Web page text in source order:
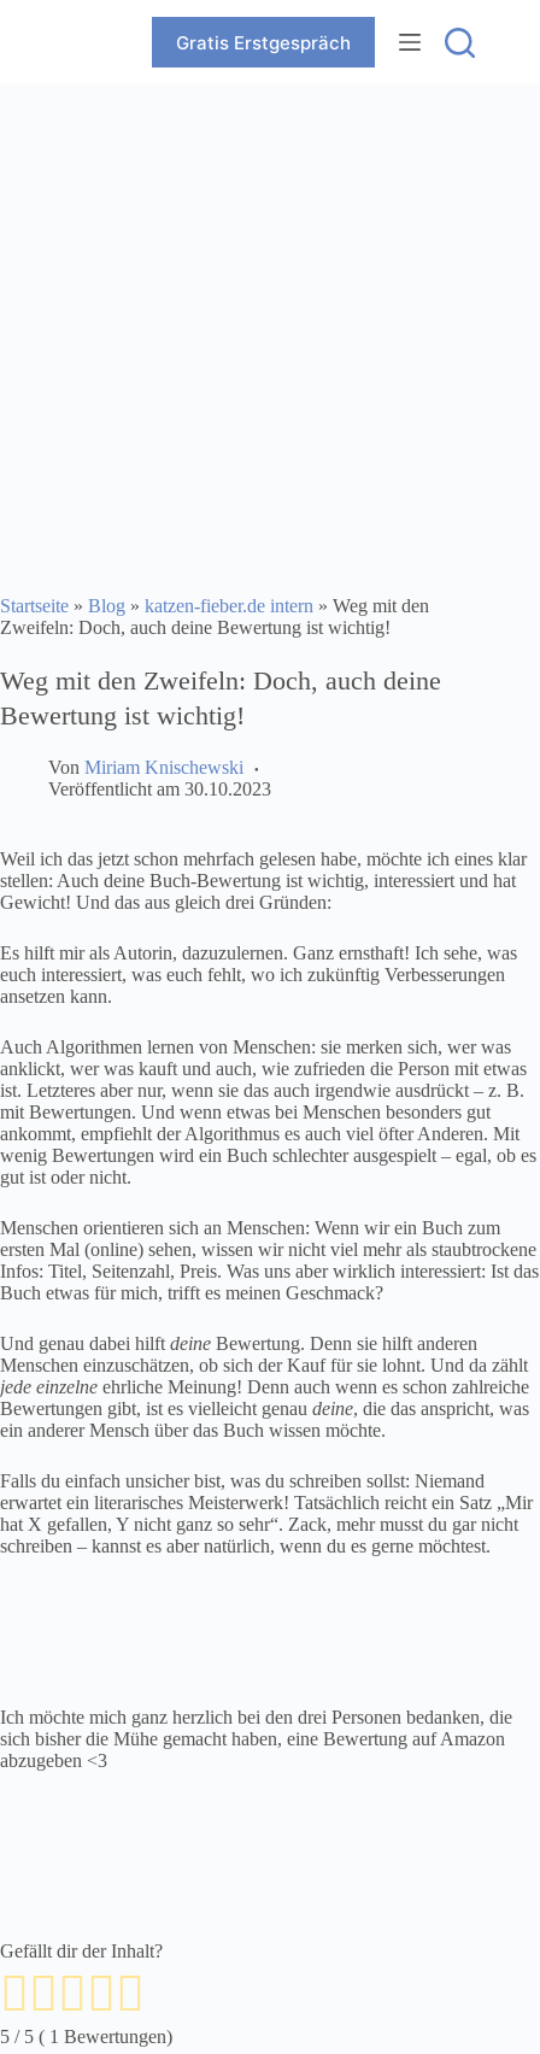
Gratis Erstgespräch
Startseite » Blog » katzen-fieber.de intern » Weg mit den
Zweifeln: Doch, auch deine Bewertung ist wichtig!
Weg mit den Zweifeln: Doch, auch deine
Bewertung ist wichtig!
Von Miriam Knischewski
Veröffentlicht am 30.10.2023
Weil ich das jetzt schon mehrfach gelesen habe, möchte ich eines klar
stellen: Auch deine Buch-Bewertung ist wichtig, interessiert und hat
Gewicht! Und das aus gleich drei Gründen:
Es hilft mir als Autorin, dazuzulernen. Ganz ernsthaft! Ich sehe, was
euch interessiert, was euch fehlt, wo ich zukünftig Verbesserungen
ansetzen kann.
Auch Algorithmen lernen von Menschen: sie merken sich, wer was
anklickt, wer was kauft und auch, wie zufrieden die Person mit etwas
ist. Letzteres aber nur, wenn sie das auch irgendwie ausdrückt – z. B.
mit Bewertungen. Und wenn etwas bei Menschen besonders gut
ankommt, empfiehlt der Algorithmus es auch viel öfter Anderen. Mit
wenig Bewertungen wird ein Buch schlechter ausgespielt – egal, ob es
gut ist oder nicht.
Menschen orientieren sich an Menschen: Wenn wir ein Buch zum
ersten Mal (online) sehen, wissen wir nicht viel mehr als staubtrockene
Infos: Titel, Seitenzahl, Preis. Was uns aber wirklich interessiert: Ist das
Buch etwas für mich, trifft es meinen Geschmack?
Und genau dabei hilft deine Bewertung. Denn sie hilft anderen
Menschen einzuschätzen, ob sich der Kauf für sie lohnt. Und da zählt
jede einzelne ehrliche Meinung! Denn auch wenn es schon zahlreiche
Bewertungen gibt, ist es vielleicht genau deine, die das anspricht, was
ein anderer Mensch über das Buch wissen möchte.
Falls du einfach unsicher bist, was du schreiben sollst: Niemand
erwartet ein literarisches Meisterwerk! Tatsächlich reicht ein Satz „Mir
hat X gefallen, Y nicht ganz so sehr“. Zack, mehr musst du gar nicht
schreiben – kannst es aber natürlich, wenn du es gerne möchtest.
Ich möchte mich ganz herzlich bei den drei Personen bedanken, die
sich bisher die Mühe gemacht haben, eine Bewertung auf Amazon
abzugeben <3
Gefällt dir der Inhalt?
5 / 5 ( 1 Bewertungen)